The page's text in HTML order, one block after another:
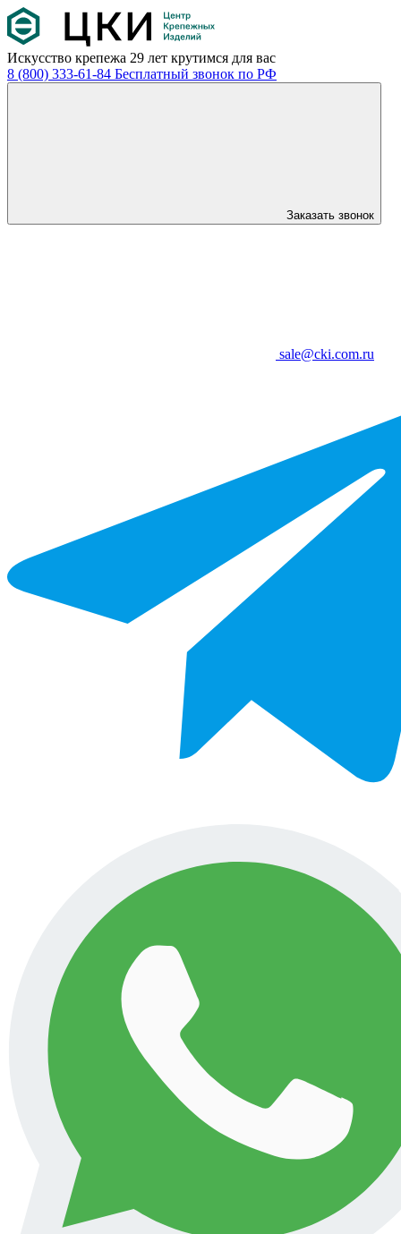
Искусство крепежа 29 лет крутимся для вас
8 (800) 333-61-84 Бесплатный звонок по РФ
Заказать звонок
sale@cki.com.ru